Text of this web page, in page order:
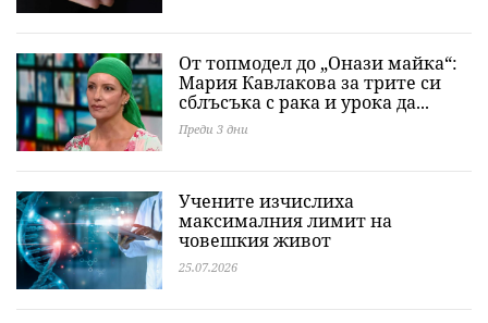
От топмодел до „Онази майка“:
Мария Кавлакова за трите си
сблъсъка с рака и урока да...
Преди 3 дни
Учените изчислиха
максималния лимит на
човешкия живот
25.07.2026